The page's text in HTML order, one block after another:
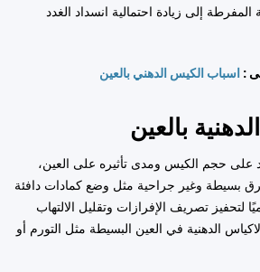
المفرطة إلى زيادة احتمالية انسداد الغدد
: اسباب الكيس الدهني بالعين
بالعين
على حجم الكيس ومدى تأثيره على العين،
بسيطة وغير جراحية مثل وضع كمادات دافئة
تصريف الإفرازات وتقليل الالتهاب
الدهنية في العين البسيطة مثل التورم أو